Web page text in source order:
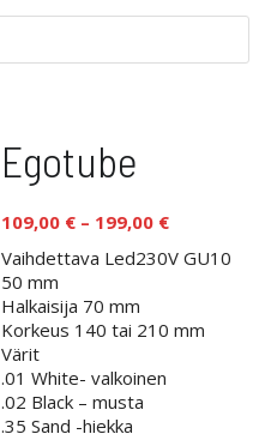
Egotube
109,00 € – 199,00 €
-
Vaihdettava Led230V GU10
50 mm
Halkaisija 70 mm
Korkeus 140 tai 210 mm
Värit
.01 White- valkoinen
.02 Black – musta
.35 Sand -hiekka